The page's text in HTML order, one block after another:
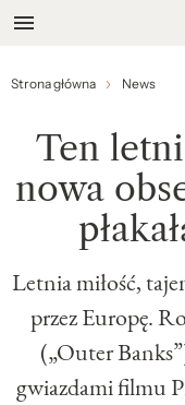
Strona główna News
Ten
nowa
Letnia miłość,
przez Europę.
(„Outer
gwiazdami filmu